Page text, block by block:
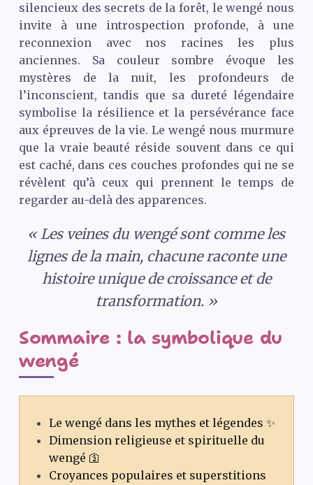
silencieux des secrets de la forêt, le wengé nous
invite à une introspection profonde, à une
reconnexion avec nos racines les plus
anciennes. Sa couleur sombre évoque les
mystères de la nuit, les profondeurs de
l’inconscient, tandis que sa dureté légendaire
symbolise la résilience et la persévérance face
aux épreuves de la vie. Le wengé nous murmure
que la vraie beauté réside souvent dans ce qui
est caché, dans ces couches profondes qui ne se
révèlent qu’à ceux qui prennent le temps de
regarder au-delà des apparences.
« Les veines du wengé sont comme les
lignes de la main, chacune raconte une
histoire unique de croissance et de
transformation. »
Sommaire : la symbolique du
wengé
Le wengé dans les mythes et légendes ✨
Dimension religieuse et spirituelle du
wengé 🛐
Croyances populaires et superstitions